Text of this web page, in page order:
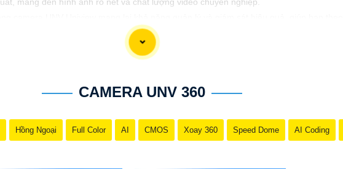
giúp bạn có một hệ thống an ninh thông minh, linh hoạt và dễ dàng sử dụng.
vệ ngôi nhà và doanh nghiệp của bạn một cách an toàn và hiệu quả hơn bao giờ hết.
CAMERA UNV 360
Hồng Ngoại Full Color AI CMOS Xoay 360 Speed Dome AI Coding